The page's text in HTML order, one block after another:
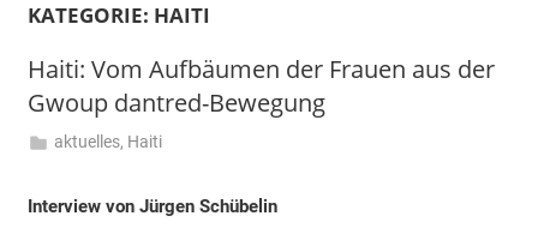
KATEGORIE: HAITI
Haiti: Vom Aufbäumen der Frauen aus der
Gwoup dantred-Bewegung
April
Klosius
aktuelles, Haiti
Interview von Jürgen Schübelin